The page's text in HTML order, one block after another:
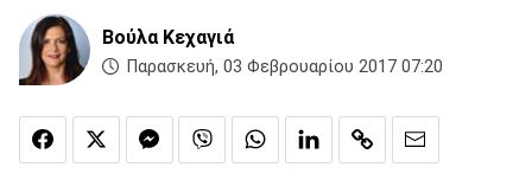
Βούλα Κεχαγιά
Παρασκευή, 03 Φεβρουαρίου 2017 07:20